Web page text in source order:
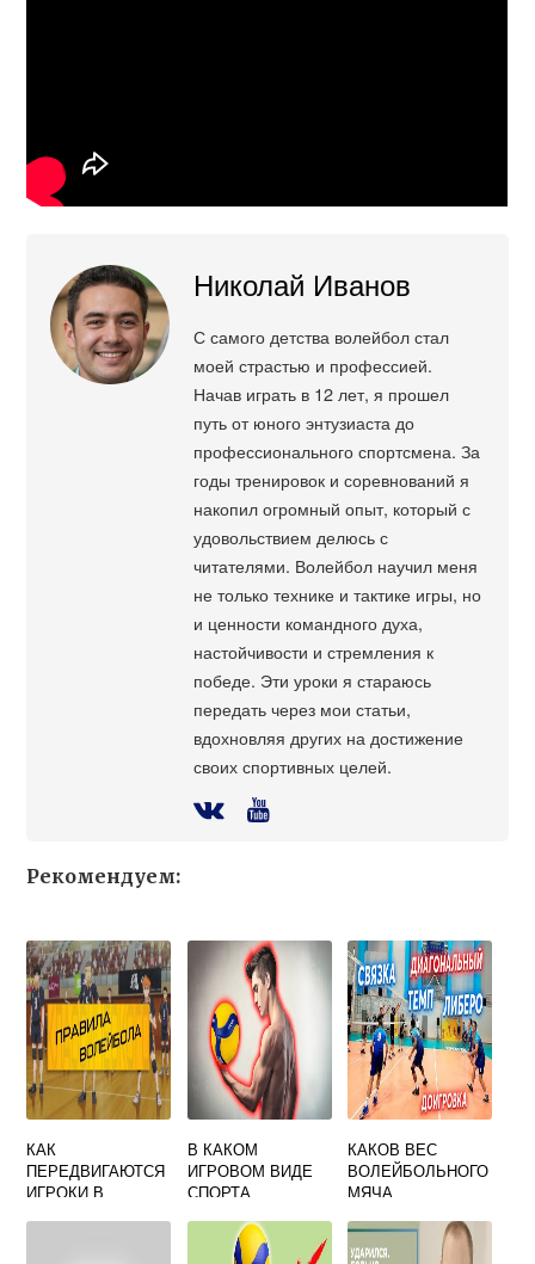
Николай Иванов
С самого детства волейбол стал
моей страстью и профессией.
Начав играть в 12 лет, я прошел
путь от юного энтузиаста до
профессионального спортсмена. За
годы тренировок и соревнований я
накопил огромный опыт, который с
удовольствием делюсь с
читателями. Волейбол научил меня
не только технике и тактике игры, но
и ценности командного духа,
настойчивости и стремления к
победе. Эти уроки я стараюсь
передать через мои статьи,
вдохновляя других на достижение
своих спортивных целей.
Рекомендуем:
КАК
ПЕРЕДВИГАЮТСЯ
ИГРОКИ В
В КАКОМ
ИГРОВОМ ВИДЕ
СПОРТА
МОЖЕТ
ПРИНЕСТИ
КАКОВ ВЕС
ВОЛЕЙБОЛЬНОГО
МЯЧА